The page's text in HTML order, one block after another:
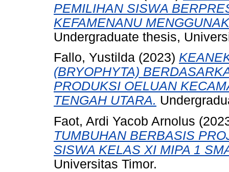
PEMILIHAN SISWA
KEFAMENANU
Undergraduate thesis,
Fallo, Yustilda (2023)
(BRYOPHYTA)
PRODUKSI OELUAN
TENGAH UTARA.
Faot, Ardi Yacob Arnolus
TUMBUHAN BERBASIS
SISWA KELAS XI MIPA 1
Universitas Timor.